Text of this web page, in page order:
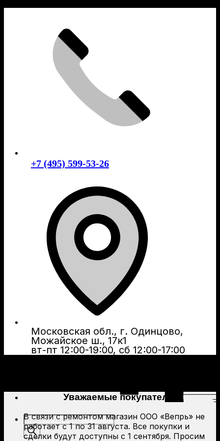
+7 (495) 599-53-26
Московская обл., г. Одинцово,
Можайское ш., 17к1
вт-пт 12:00-19:00, сб 12:00-17:00
Поиск
товаров
Уважаемые покупатели!
В связи с ремонтом магазин ООО «Вепрь» не
работает с 1 по 31 августа. Все покупки и
сделки будут доступны с 1 сентября. Просим